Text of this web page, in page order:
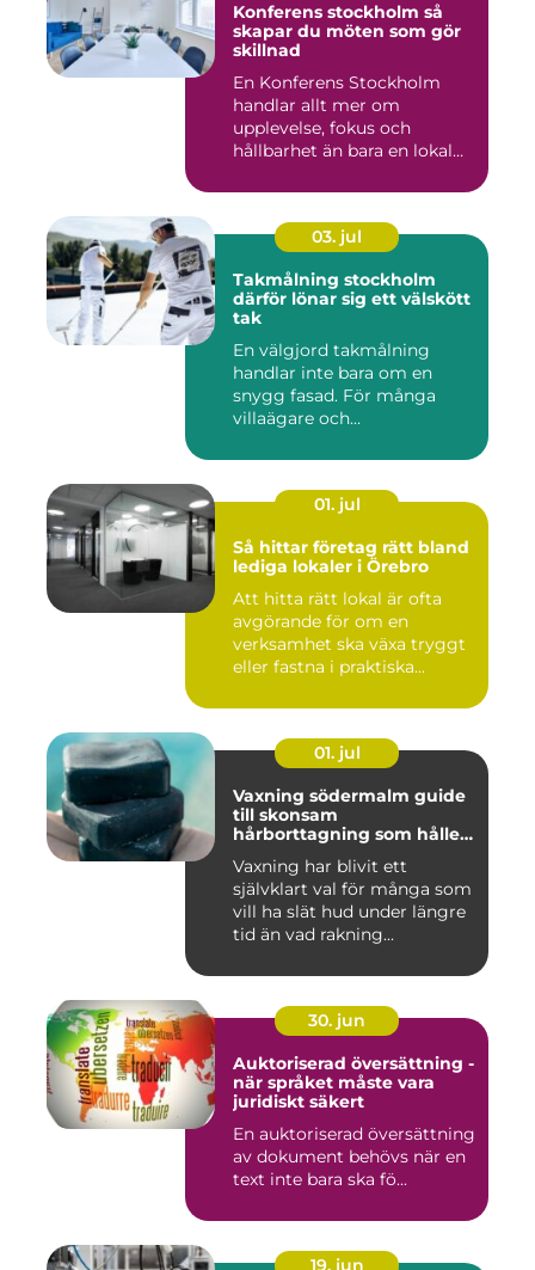
Konferens stockholm så
skapar du möten som gör
skillnad
En Konferens Stockholm
handlar allt mer om
upplevelse, fokus och
hållbarhet än bara en lokal
03. jul
Takmålning stockholm
därför lönar sig ett välskött
tak
En välgjord takmålning
handlar inte bara om en
snygg fasad. För många
villaägare och
01. jul
Så hittar företag rätt bland
lediga lokaler i Örebro
Att hitta rätt lokal är ofta
avgörande för om en
verksamhet ska växa tryggt
eller fastna i praktiska...
01. jul
Vaxning södermalm guide
till skonsam
hårborttagning som håller
Vaxning har blivit ett
självklart val för många som
vill ha slät hud under längre
tid än vad rakning...
30. jun
Auktoriserad översättning -
när språket måste vara
juridiskt säkert
En auktoriserad översättning
av dokument behövs när en
text inte bara ska fö...
19. jun